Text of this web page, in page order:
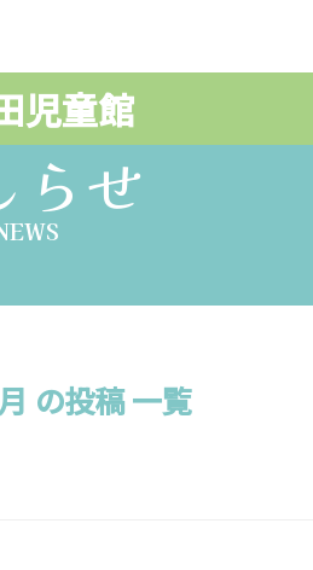
らせ
の投稿 一覧
児童館